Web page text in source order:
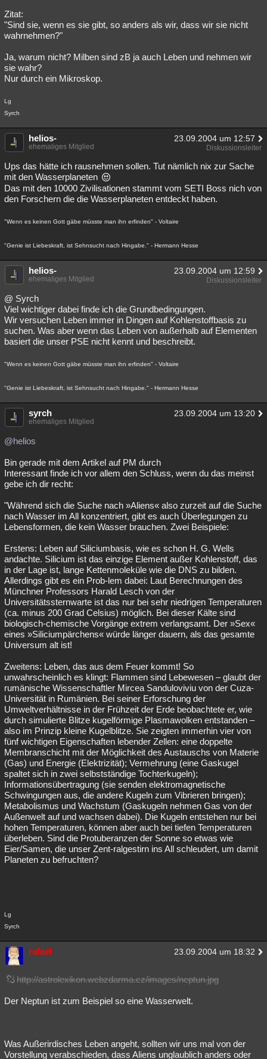
Zitat:
"Sind sie, wenn es sie gibt, so anders als wir, dass wir sie nicht
wahrnehmen?"
Ja, warum nicht? Milben sind zB ja auch Leben und nehmen wir
sie wahr?
Nur durch ein Mikroskop.
Lg
Syrch
helios- 23.09.2004 um 12:57
ehemaliges Mitglied Diskussionsleiter
Ups das hätte ich rausnehmen sollen. Tut nämlich nix zur Sache
mit den Wasserplaneten
Das mit den 10000 Zivilisationen stammt vom SETI Boss nich von
den Forschern die die Wasserplaneten entdeckt haben.
"Wenn es keinen Gott gäbe müsste man ihn erfinden" - Voltaire
"Genie ist Liebeskraft, ist Sehnsucht nach Hingabe." - Hermann Hesse
helios- 23.09.2004 um 12:59
ehemaliges Mitglied Diskussionsleiter
@ Syrch
Viel wichtiger dabei finde ich die Grundbedingungen.
Wir versuchen Leben immer in Dingen auf Kohlenstoffbasis zu
suchen. Was aber wenn das Leben von außerhalb auf Elementen
basiert die unser PSE nicht kennt und beschreibt.
"Wenn es keinen Gott gäbe müsste man ihn erfinden" - Voltaire
"Genie ist Liebeskraft, ist Sehnsucht nach Hingabe." - Hermann Hesse
syrch 23.09.2004 um 13:20
ehemaliges Mitglied
@helios
Bin gerade mit dem Artikel auf PM durch
Interessant finde ich vor allem den Schluss, wenn du das meinst
gebe ich dir recht:
"Während sich die Suche nach »Aliens« also zurzeit auf die Suche
nach Wasser im All konzentriert, gibt es auch Überlegungen zu
Lebensformen, die kein Wasser brauchen. Zwei Beispiele:
Erstens: Leben auf Siliciumbasis, wie es schon H. G. Wells
andachte. Silicium ist das einzige Element außer Kohlenstoff, das
in der Lage ist, lange Kettenmoleküle wie die DNS zu bilden.
Allerdings gibt es ein Prob-lem dabei: Laut Berechnungen des
Münchner Professors Harald Lesch von der
Universitätssternwarte ist das nur bei sehr niedrigen Temperaturen
(ca. minus 200 Grad Celsius) möglich. Bei dieser Kälte sind
biologisch-chemische Vorgänge extrem verlangsamt. Der »Sex«
eines »Siliciumpärchens« würde länger dauern, als das gesamte
Universum alt ist!
Zweitens: Leben, das aus dem Feuer kommt! So
unwahrscheinlich es klingt: Flammen sind Lebewesen – glaubt der
rumänische Wissenschaftler Mircea Sanduloviviu von der Cuza-
Universität in Rumänien. Bei seiner Erforschung der
Umweltverhältnisse in der Frühzeit der Erde beobachtete er, wie
durch simulierte Blitze kugelförmige Plasmawolken entstanden –
also im Prinzip kleine Kugelblitze. Sie zeigten immerhin vier von
fünf wichtigen Eigenschaften lebender Zellen: eine doppelte
Membranschicht mit der Möglichkeit des Austauschs von Materie
(Gas) und Energie (Elektrizität); Vermehrung (eine Gaskugel
spaltet sich in zwei selbstständige Tochterkugeln);
Informationsübertragung (sie senden elektromagnetische
Schwingungen aus, die andere Kugeln zum Vibrieren bringen);
Metabolismus und Wachstum (Gaskugeln nehmen Gas von der
Außenwelt auf und wachsen dabei). Die Kugeln entstehen nur bei
hohen Temperaturen, können aber auch bei tiefen Temperaturen
überleben. Sind die Protuberanzen der Sonne so etwas wie
Eier/Samen, die unser Zent-ralgestirn ins All schleudert, um damit
Planeten zu befruchten?
Lg
Syrch
rafael 23.09.2004 um 18:32
http://astrolexikon.webzdarma.cz/images/neptun.jpg
Der Neptun ist zum Beispiel so eine Wasserwelt.
Was Außerirdisches Leben angeht, sollten wir uns mal von der
Vorstellung verabschieden, dass Aliens unglaublich anders oder